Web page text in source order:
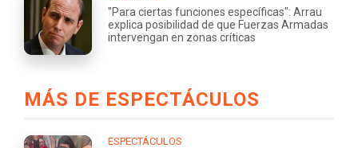
"Para ciertas funciones específicas": Arrau
explica posibilidad de que Fuerzas Armadas
intervengan en zonas críticas
MÁS DE ESPECTÁCULOS
ESPECTÁCULOS